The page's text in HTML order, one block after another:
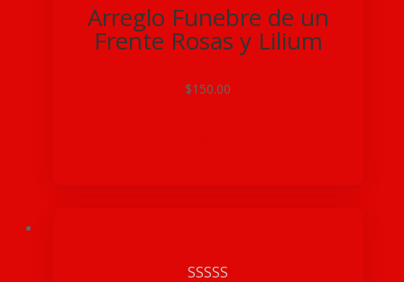
Arreglo Funebre de un
Frente Rosas y Lilium
$150.00